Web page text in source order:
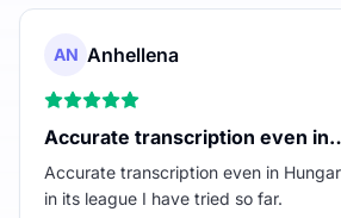
AN Anhellena
Accurate transcription even
Accurate transcription even in
in its league I have tried so far.